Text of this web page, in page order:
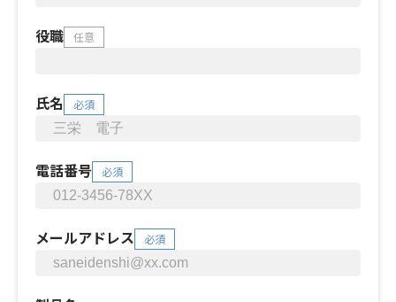
役職 任意
氏名 必須
電話番号 必須
メールアドレス 必須